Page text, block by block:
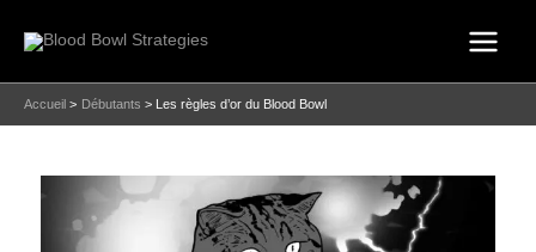
Accueil Débutants Les règles d’or du Blood Bowl